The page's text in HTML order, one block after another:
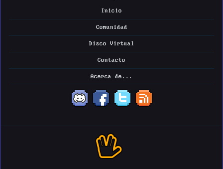
Inicio
Comunidad
Disco Virtual
Contacto
Acerca de...